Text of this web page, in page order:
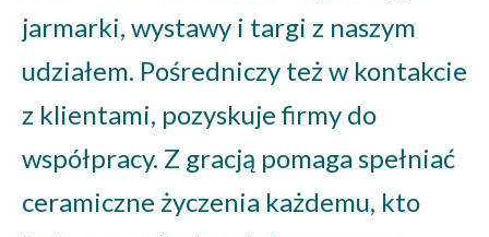
jarmarki, wystawy i targi z naszym
udziałem. Pośredniczy też w kontakcie
z klientami, pozyskuje firmy do
współpracy. Z gracją pomaga spełniać
ceramiczne życzenia każdemu, kto